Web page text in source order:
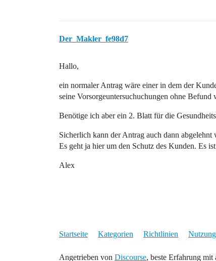
Der_Makler_fe98d7
Hallo,
ein normaler Antrag wäre einer in dem der
seine Vorsorgeuntersuchuchungen ohne Befund
Benötige ich aber ein 2. Blatt für die
Sicherlich kann der Antrag auch dann abgelehnt
Es geht ja hier um den Schutz des Kunden. Es
Alex
Startseite Kategorien Richtlinien
Angetrieben von Discourse, beste Erfahrung